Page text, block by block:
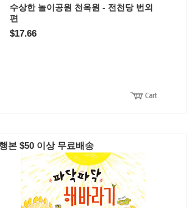
수상한 놀이공원 천옥원 - 전천당 번외
편
$17.66
본 $50 이상 무료배송